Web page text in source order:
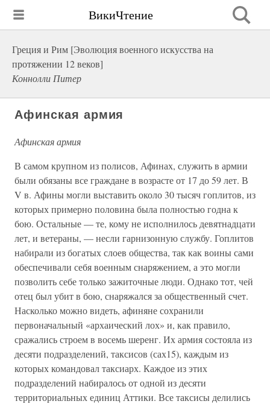
ВикиЧтение
Греция и Рим [Эволюция военного искусства на
протяжении 12 веков]
Коннолли Питер
Афинская армия
Афинская армия
В самом крупном из полисов, Афинах, служить в армии
были обязаны все граждане в возрасте от 17 до 59 лет. В
V в. Афины могли выставить около 30 тысяч гоплитов, из
которых примерно половина была полностью годна к
бою. Остальные — те, кому не исполнилось девятнадцати
лет, и ветераны, — несли гарнизонную службу. Гоплитов
набирали из богатых слоев общества, так как воины сами
обеспечивали себя военным снаряжением, а это могли
позволить себе только зажиточные люди. Однако тот, чей
отец был убит в бою, снаряжался за общественный счет.
Насколько можно видеть, афиняне сохранили
первоначальный «архаический лох» и, как правило,
сражались строем в восемь шеренг. Их армия состояла из
десяти подразделений, таксисов (сах15), каждым из
которых командовал таксиарх. Каждое из этих
подразделений набиралось от одной из десяти
территориальных единиц Аттики. Все таксисы делились